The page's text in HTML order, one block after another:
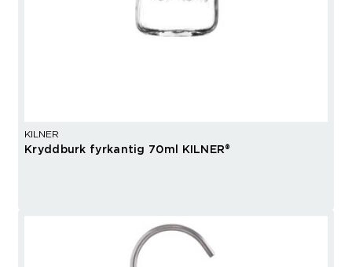
KILNER
Kryddburk fyrkantig 70ml KILNER®